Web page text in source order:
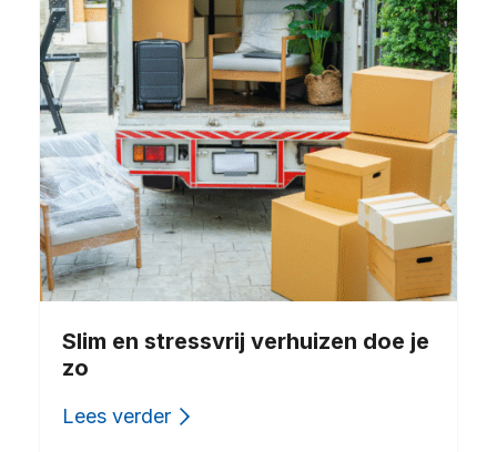
Slim en stressvrij verhuizen doe je
zo
Lees verder